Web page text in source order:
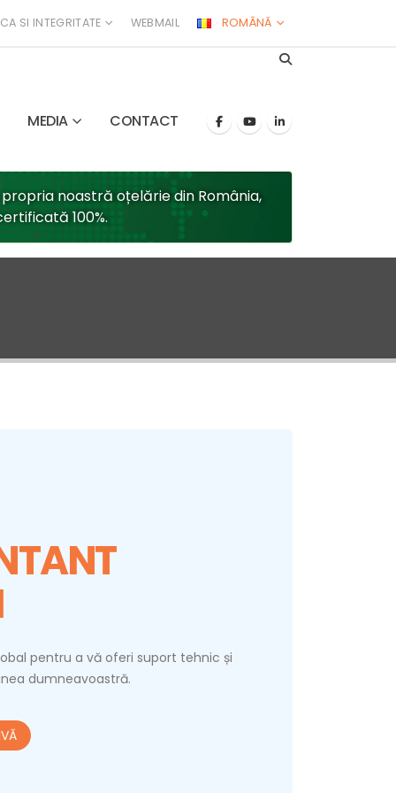
SI INTEGRITATE WEBMAIL ROMÂNĂ
MEDIA CONTACT
noastră oțelărie din România,
100%.
pentru a vă oferi suport tehnic și
dumneavoastră.